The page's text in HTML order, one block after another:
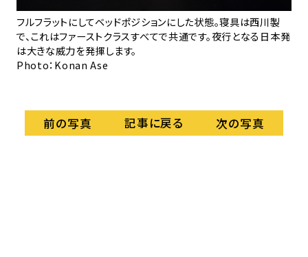
フルフラットにしてベッドポジションにした状態。寝具は西川製
で、これはファーストクラスすべてで共通です。夜行となる日本発
は大きな威力を発揮します。
Photo：Konan Ase
前の写真 記事に戻る 次の写真